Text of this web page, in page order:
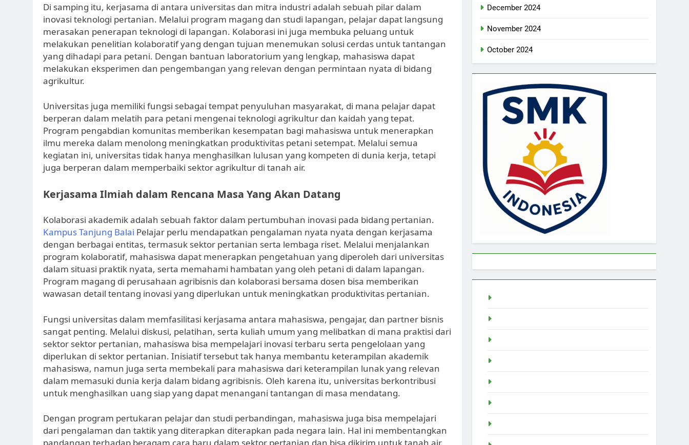
Di samping itu, kerjasama di antara universitas dan mitra industri adalah sebuah pilar dalam
inovasi teknologi pertanian. Melalui program magang dan studi lapangan, pelajar dapat langsung
merasakan penerapan teknologi di lapangan. Kolaborasi ini juga membuka peluang untuk
melakukan penelitian kolaboratif yang dengan tujuan menemukan solusi cerdas untuk tantangan
yang dihadapi para petani. Dengan bantuan laboratorium yang lengkap, mahasiswa dapat
melakukan eksperimen dan pengembangan yang relevan dengan permintaan nyata di bidang
agrikultur.
Universitas juga memiliki fungsi sebagai tempat penyuluhan masyarakat, di mana pelajar dapat
berperan dalam melatih para petani mengenai teknologi agrikultur dan kaidah yang tepat.
Program pengabdian komunitas memberikan kesempatan bagi mahasiswa untuk menerapkan
ilmu mereka dalam menolong meningkatkan produktivitas petani setempat. Melalui semua
kegiatan ini, universitas tidak hanya menghasilkan lulusan yang kompeten di dunia kerja, tetapi
juga berperan dalam memperbaiki sektor agrikultur di tanah air.
Kerjasama Ilmiah dalam Rencana Masa Yang Akan Datang
Kolaborasi akademik adalah sebuah faktor dalam pertumbuhan inovasi pada bidang pertanian.
Kampus Tanjung Balai Pelajar perlu mendapatkan pengalaman nyata nyata dengan kerjasama
dengan berbagai entitas, termasuk sektor pertanian serta lembaga riset. Melalui menjalankan
program kolaboratif, mahasiswa dapat menerapkan pengetahuan yang diperoleh dari universitas
dalam situasi praktik nyata, serta memahami hambatan yang oleh petani di dalam lapangan.
Program magang di perusahaan agribisnis dan kolaborasi bersama dosen bisa memberikan
wawasan detail tentang inovasi yang diperlukan untuk meningkatkan produktivitas pertanian.
Fungsi universitas dalam memfasilitasi kerjasama antara mahasiswa, pengajar, dan partner bisnis
sangat penting. Melalui diskusi, pelatihan, serta kuliah umum yang melibatkan di mana praktisi dari
sektor sektor pertanian, mahasiswa bisa mempelajari inovasi terbaru serta pengelolaan yang
diperlukan di sektor pertanian. Inisiatif tersebut tak hanya membantu keterampilan akademik
mahasiswa, namun juga serta membekali para mahasiswa dari keterampilan lunak yang relevan
dalam memasuki dunia kerja dalam bidang agribisnis. Oleh karena itu, universitas berkontribusi
untuk menghasilkan uang siap yang dapat menangani tantangan di masa mendatang.
Dengan program pertukaran pelajar dan studi perbandingan, mahasiswa juga bisa mempelajari
dari pengalaman dan taktik yang diterapkan diterapkan pada negara lain. Hal ini membentangkan
December 2024
November 2024
October 2024